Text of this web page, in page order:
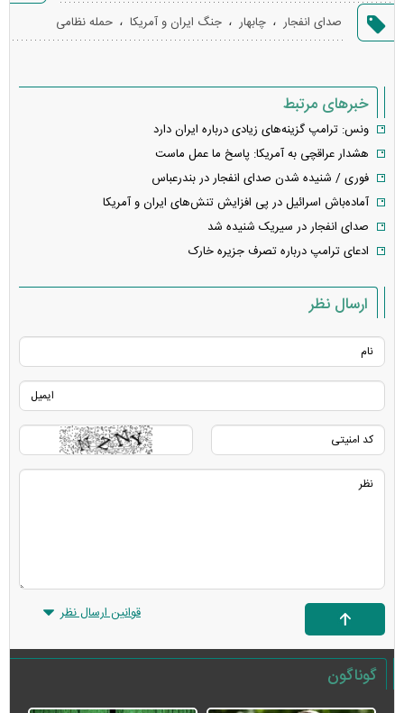
گزارش
خطا
صدای انفجار ، چابهار ، جنگ ایران و آمریکا ، حمله نظامی
خبرهای مرتبط
ونس: ترامپ گزینه‌های زیادی درباره ایران دارد
هشدار عراقچی به آمریکا: پاسخ ما عمل ماست
فوری / شنیده شدن صدای انفجار در بندرعباس
آماده‌باش اسرائیل در پی افزایش تنش‌های ایران و آمریکا
صدای انفجار در سیریک شنیده شد
ادعای ترامپ درباره تصرف جزیره خارک
ارسال نظر
قوانین ارسال نظر
گوناگون